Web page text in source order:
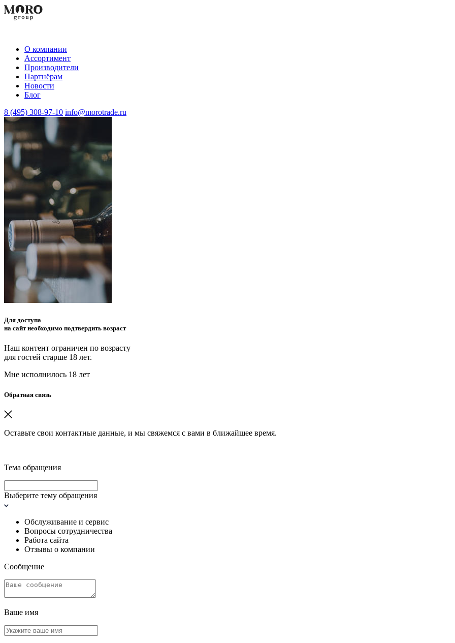
О компании
Aссортимент
Производители
Партнёрам
Новости
Блог
8 (495) 308-97-10 info@morotrade.ru
Для доступа
на сайт необходимо подтвердить возраст
Наш контент ограничен по возрасту
для гостей старше 18 лет.
Мне исполнилось 18 лет
Обратная связь
Оставьте свои контактные данные, и мы свяжемся с вами в ближайшее время.
Тема обращения
Выберите тему обращения
Обслуживание и сервис
Вопросы сотрудничества
Работа сайта
Отзывы о компании
Сообщение
Ваше имя